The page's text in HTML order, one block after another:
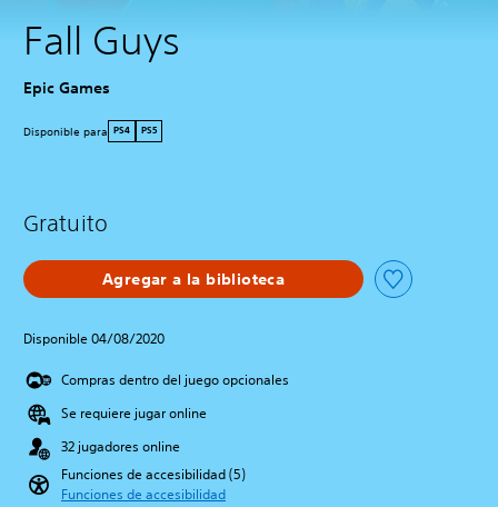
Fall Guys
Epic Games
Disponible para PS4 PS5
Gratuito
Agregar a la biblioteca
Disponible 04/08/2020
Compras dentro del juego opcionales
Se requiere jugar online
32 jugadores online
Funciones de accesibilidad (5)
Funciones de accesibilidad